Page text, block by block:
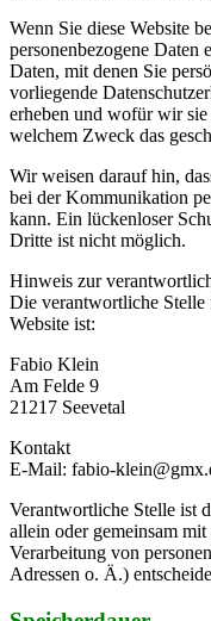
Wenn Sie diese Website
personenbezogene Daten
Daten, mit denen Sie
vorliegende
erheben und wofür wir
welchem Zweck das
Wir weisen darauf hin,
bei der Kommunikation
kann. Ein lückenloser
Dritte ist nicht möglich.
Hinweis zur
Die verantwortliche Stelle
Website ist:
Fabio Klein
Am Felde 9
21217 Seevetal
Kontakt
E-Mail: fabio-
Verantwortliche Stelle ist
allein oder gemeinsam
Verarbeitung von
Adressen o. Ä.)